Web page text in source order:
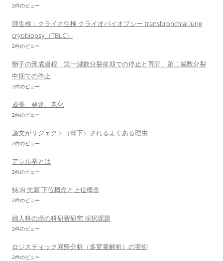
2件のビュー
肺生検：クライオ生検 クライオバイオプシー transbronchial lung
cryobiopsy（TBLC）
2件のビュー
卵子の形成過程 第一減数分裂前期での停止と再開、第二減数分裂
中期での停止
2件のビュー
成長、発達、老化
2件のビュー
論文がリジェクト（却下）されるよくある理由
2件のビュー
アシル基とは
2件のビュー
特39 先願 下位概念と上位概念
2件のビュー
婦人科の癌の科研費研究 採択課題
2件のビュー
ロジスティック回帰分析（多変量解析）の実例
2件のビュー